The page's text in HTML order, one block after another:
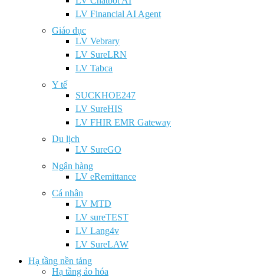
LV Financial AI Agent
Giáo dục
LV Vebrary
LV SureLRN
LV Tabca
Y tế
SUCKHOE247
LV SureHIS
LV FHIR EMR Gateway
Du lịch
LV SureGO
Ngân hàng
LV eRemittance
Cá nhân
LV MTD
LV sureTEST
LV Lang4v
LV SureLAW
Hạ tầng nền tảng
Hạ tầng ảo hóa